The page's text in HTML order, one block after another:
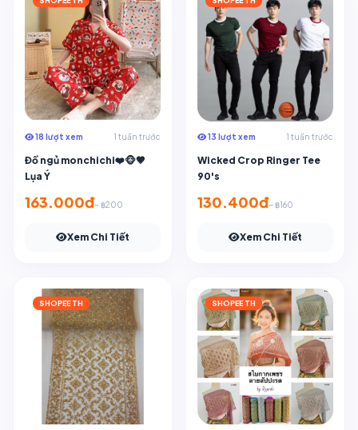
18 lượt xem 1 tuần trước
Đồ ngủ monchichi❤️🐵🤎
Lụa Ý
163.000đ~ ฿200
Xem Chi Tiết
13 lượt xem 1 tuần trước
Wicked Crop Ringer Tee
90's
130.400đ~ ฿160
Xem Chi Tiết
SHOPEE TH SHOPEE TH